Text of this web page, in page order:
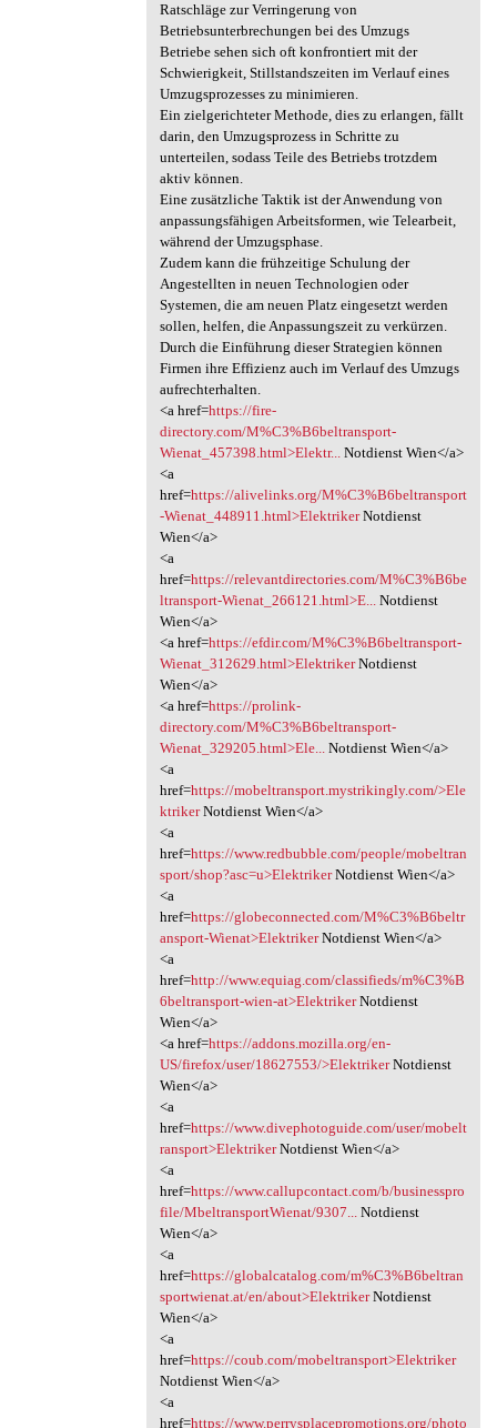
Ratschläge zur Verringerung von
Betriebsunterbrechungen bei des Umzugs
Betriebe sehen sich oft konfrontiert mit der
Schwierigkeit, Stillstandszeiten im Verlauf eines
Umzugsprozesses zu minimieren.
Ein zielgerichteter Methode, dies zu erlangen, fällt
darin, den Umzugsprozess in Schritte zu
unterteilen, sodass Teile des Betriebs trotzdem
aktiv können.
Eine zusätzliche Taktik ist der Anwendung von
anpassungsfähigen Arbeitsformen, wie Telearbeit,
während der Umzugsphase.
Zudem kann die frühzeitige Schulung der
Angestellten in neuen Technologien oder
Systemen, die am neuen Platz eingesetzt werden
sollen, helfen, die Anpassungszeit zu verkürzen.
Durch die Einführung dieser Strategien können
Firmen ihre Effizienz auch im Verlauf des Umzugs
aufrechterhalten.
<a href=https://fire-
directory.com/M%C3%B6beltransport-
Wienat_457398.html>Elektr...Notdienst Wien</a>
<a
href=https://alivelinks.org/M%C3%B6beltransport
-Wienat_448911.html>ElektrikerNotdienst
Wien</a>
<a
href=https://relevantdirectories.com/M%C3%B6be
ltransport-Wienat_266121.html>E...Notdienst
Wien</a>
<a href=https://efdir.com/M%C3%B6beltransport-
Wienat_312629.html>ElektrikerNotdienst
Wien</a>
<a href=https://prolink-
directory.com/M%C3%B6beltransport-
Wienat_329205.html>Ele...Notdienst Wien</a>
<a
href=https://mobeltransport.mystrikingly.com/>Ele
ktrikerNotdienst Wien</a>
<a
href=https://www.redbubble.com/people/mobeltran
sport/shop?asc=u>ElektrikerNotdienst Wien</a>
<a
href=https://globeconnected.com/M%C3%B6beltr
ansport-Wienat>ElektrikerNotdienst Wien</a>
<a
href=http://www.equiag.com/classifieds/m%C3%B
6beltransport-wien-at>ElektrikerNotdienst
Wien</a>
<a href=https://addons.mozilla.org/en-
US/firefox/user/18627553/>ElektrikerNotdienst
Wien</a>
<a
href=https://www.divephotoguide.com/user/mobelt
ransport>ElektrikerNotdienst Wien</a>
<a
href=https://www.callupcontact.com/b/businesspro
file/MbeltransportWienat/9307...Notdienst
Wien</a>
<a
href=https://globalcatalog.com/m%C3%B6beltran
sportwienat.at/en/about>ElektrikerNotdienst
Wien</a>
<a
href=https://coub.com/mobeltransport>Elektriker
Notdienst Wien</a>
<a
href=https://www.perrysplacepromotions.org/photo